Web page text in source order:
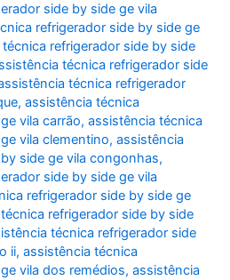
side by side ge vila
refrigerador side by side ge
refrigerador side by side
técnica refrigerador side
técnica refrigerador
,assistência técnica
vila carrão,assistência técnica
vila clementino,assistência
side ge vila congonhas,
side by side ge vila
refrigerador side by side ge
refrigerador side by side
técnica refrigerador side
ii,assistência técnica
vila dos remédios,assistência